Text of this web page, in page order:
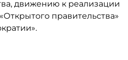
движению к реализации
правительства»